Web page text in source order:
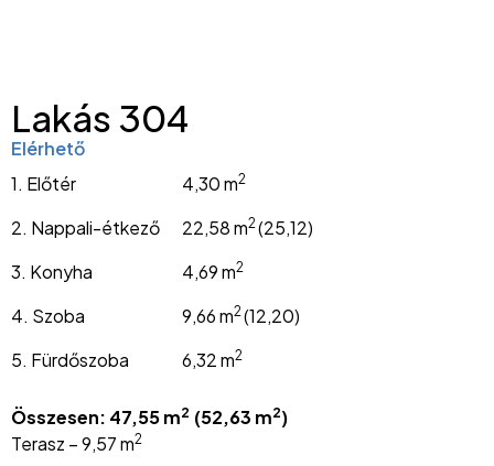
Lakás 304
Elérhető
1. Előtér
4,30 m2
2. Nappali-étkező 22,58 m2(25,12)
3. Konyha
4,69 m2
4. Szoba 9,66 m2(12,20)
5. Fürdőszoba
6,32 m2
Összesen: 47,55 m2 (52,63 m2)
Terasz – 9,57 m2